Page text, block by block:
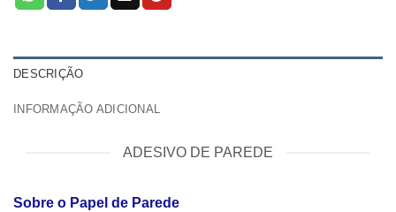
DESCRIÇÃO
INFORMAÇÃO ADICIONAL
ADESIVO DE PAREDE
Sobre o Papel de Parede